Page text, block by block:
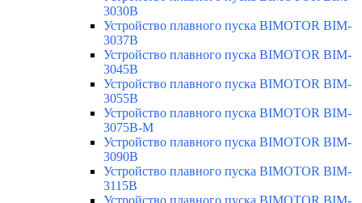
3030B
Устройство плавного пуска BIMOTOR BIM-
3037B
Устройство плавного пуска BIMOTOR BIM-
3045B
Устройство плавного пуска BIMOTOR BIM-
3055B
Устройство плавного пуска BIMOTOR BIM-
3075B-M
Устройство плавного пуска BIMOTOR BIM-
3090B
Устройство плавного пуска BIMOTOR BIM-
3115B
Устройство плавного пуска BIMOTOR BIM-